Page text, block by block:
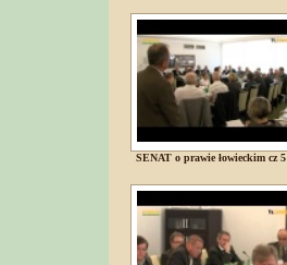
SENAT o prawie łowieckim cz 5